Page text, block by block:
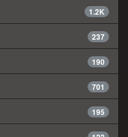
1.2K
237
190
701
195